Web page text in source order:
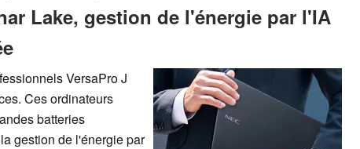
Lake, gestion de l'énergie par l'IA
VersaPro J
Ces ordinateurs
batteries
gestion de l'énergie par